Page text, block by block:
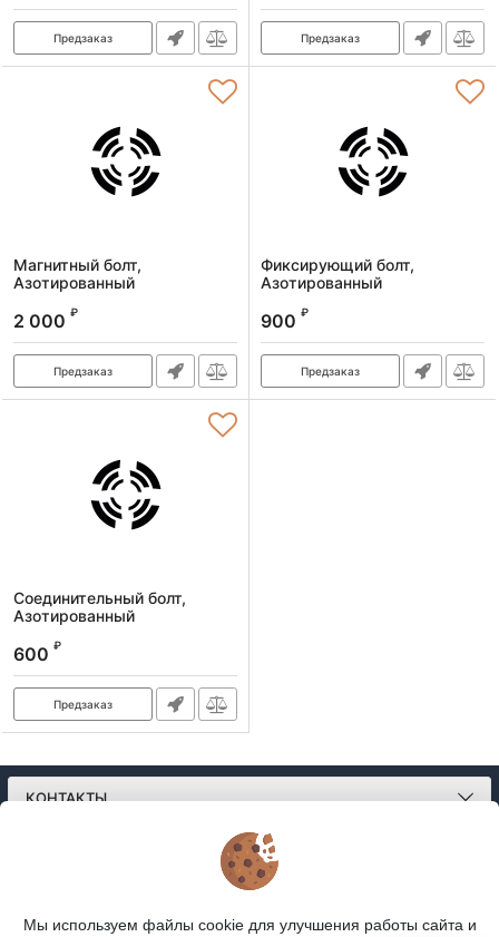
Предзаказ Предзаказ
Магнитный болт,
Азотированный
2 000 ₽
Предзаказ
Фиксирующий болт,
Азотированный
900 ₽
Предзаказ
Соединительный болт,
Азотированный
600 ₽
Предзаказ
КОНТАКТЫ
Мы используем файлы cookie для улучшения работы сайта и